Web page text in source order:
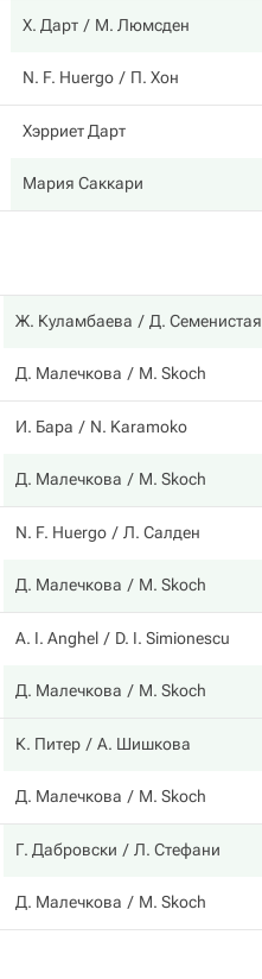
Х. Дарт М. Люмсден
N. F. Huergo П. Хон
Хэрриет Дарт
Мария Саккари
Ж. Куламбаева Д. Семенистая
Д. Малечкова M. Skoch
И. Бара N. Karamoko
Д. Малечкова M. Skoch
N. F. Huergo Л. Салден
Д. Малечкова M. Skoch
A. I. Anghel D. I. Simionescu
Д. Малечкова M. Skoch
К. Питер А. Шишкова
Д. Малечкова M. Skoch
Г. Дабровски Л. Стефани
Д. Малечкова M. Skoch